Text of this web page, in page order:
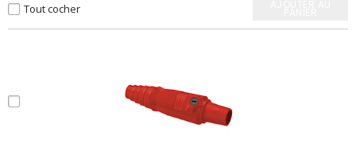
Tout cocher